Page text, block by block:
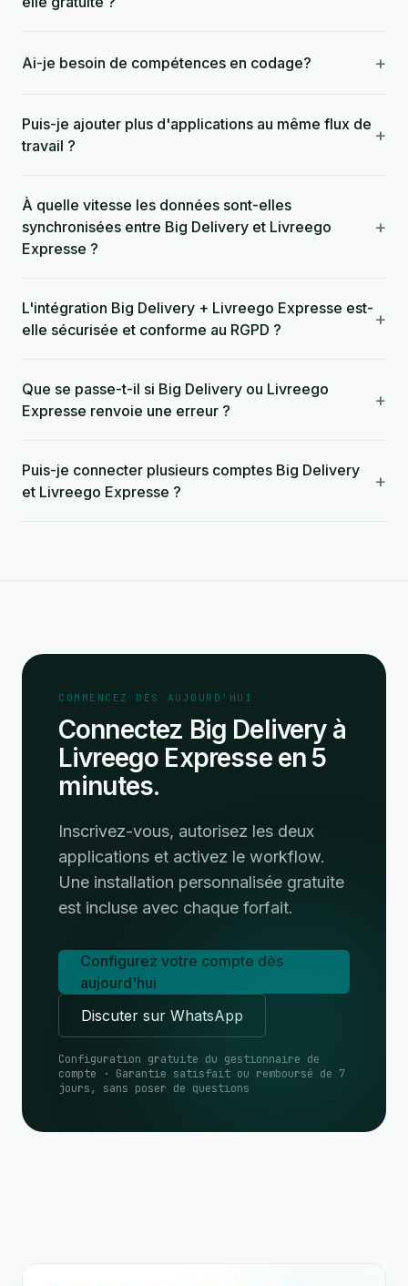
Ai-je besoin de compétences en codage? +
Puis-je ajouter plus d'applications au même flux de
travail ?
+
À quelle vitesse les données sont-elles
synchronisées entre Big Delivery et Livreego
Expresse ?
+
L'intégration Big Delivery + Livreego Expresse est-
elle sécurisée et conforme au RGPD ?
+
Que se passe-t-il si Big Delivery ou Livreego
Expresse renvoie une erreur ?
+
Puis-je connecter plusieurs comptes Big Delivery
et Livreego Expresse ?
+
COMMENCEZ DÈS AUJOURD'HUI
Connectez Big Delivery à
Livreego Expresse en 5
minutes.
Inscrivez-vous, autorisez les deux
applications et activez le workflow.
Une installation personnalisée gratuite
est incluse avec chaque forfait.
Configurez votre compte dès
aujourd'hui
Discuter sur WhatsApp
Configuration gratuite du gestionnaire de
compte · Garantie satisfait ou remboursé de 7
jours, sans poser de questions